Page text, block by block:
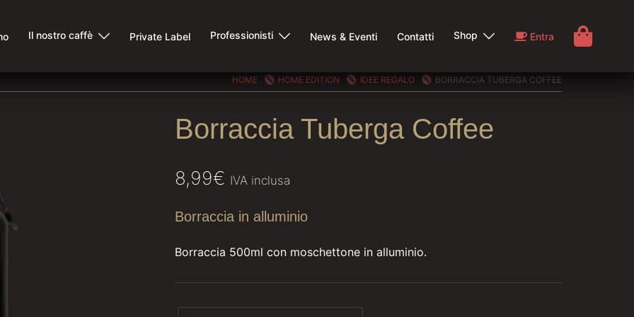
Il nostro caffè Private Label Professionisti News & Eventi Contatti Shop Entra
HOME HOME EDITION IDEE REGALO BORRACCIA TUBERGA COFFEE
Borraccia Tuberga Coffee
8,99€ IVA inclusa
Borraccia in alluminio
Borraccia 500ml con moschettone in alluminio.